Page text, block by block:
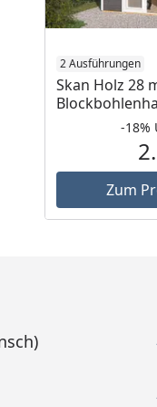
2 Ausführungen
Skan Holz 28
-18%
Zum